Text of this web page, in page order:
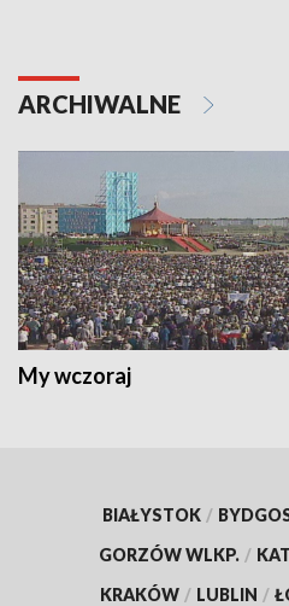
ARCHIWALNE
My wczoraj
BIAŁYSTOK /
GORZÓW WLKP. /
KRAKÓW / LUBLIN /